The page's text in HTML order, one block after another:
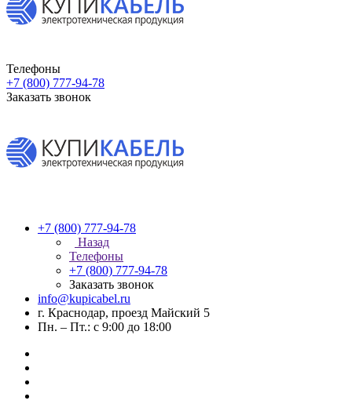
Телефоны
+7 (800) 777-94-78
Заказать звонок
+7 (800) 777-94-78
Назад
Телефоны
+7 (800) 777-94-78
Заказать звонок
info@kupicabel.ru
г. Краснодар, проезд Майский 5
Пн. – Пт.: с 9:00 до 18:00